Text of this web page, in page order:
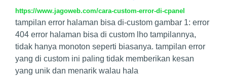
https://www.jagoweb.com/cara-custom-error-di-cpanel
tampilan error halaman bisa di-custom gambar 1: error
404 error halaman bisa di custom lho tampilannya,
tidak hanya monoton seperti biasanya. tampilan error
yang di custom ini paling tidak memberikan kesan
yang unik dan menarik walau hala